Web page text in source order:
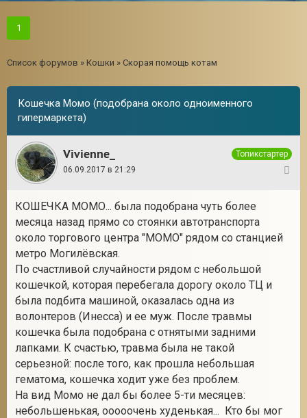
1
Список форумов » Кошки » Скорая помощь котам
Кошечка Момо (подобрана около одноименного
гипермаркета)
Vivienne_
Топикстартер
06.09.2017 в 21:29
КОШЕЧКА МОМО... была подобрана чуть более
месяца назад прямо со стоянки автотранспорта
около торгового центра "МОМО" рядом со станцией
метро Могилёвская.
По счастливой случайности рядом с небольшой
кошечкой, которая перебегала дорогу около ТЦ и
была подбита машиной, оказалась одна из
волонтеров (Инесса) и ее муж. После травмы
кошечка была подобрана с отнятыми задними
лапками. К счастью, травма была не такой
серьезной: после того, как прошла небольшая
гематома, кошечка ходит уже без проблем.
На вид Момо не дал бы более 5-ти месяцев:
небольшенькая, ооооочень худенькая... Кто бы мог